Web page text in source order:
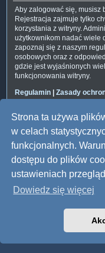
Strona ta używa
w celach
funkcjonalnych.
dostępu do plików
ustawieniach
Dowiedz się więcej
Aby zalogować się, musisz
Rejestracja zajmuje tylko
korzystania z witryny.
użytkownikom nadać wiele
zapoznaj się z naszym
osobowych oraz z
gdzie jest wyjaśnionych
funkcjonowania witryny.
Regulamin | Zasady
Zarejestruj się
Strona domowa Forum
Technologię dostarcza
Polski
Style:
Zasady